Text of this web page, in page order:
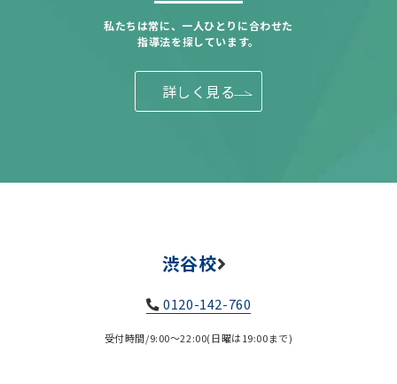
私たちは常に、一人ひとりに合わせた
指導法を探しています。
詳しく見る
渋谷校
0120-142-760
受付時間/9:00～22:00(日曜は19:00まで)